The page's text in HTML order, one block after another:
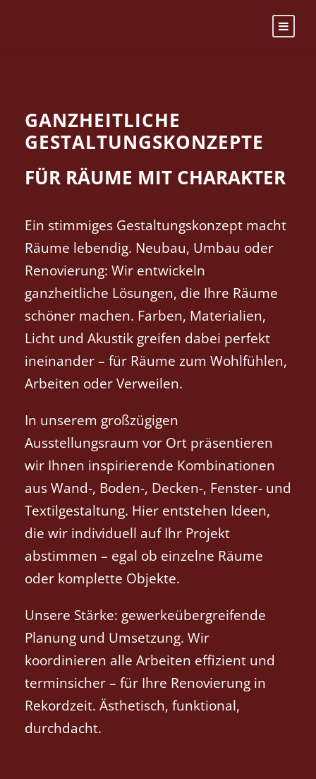
GANZHEITLICHE
GESTALTUNGSKONZEPTE
FÜR RÄUME MIT CHARAKTER
Ein stimmiges Gestaltungskonzept macht
Räume lebendig. Neubau, Umbau oder
Renovierung: Wir entwickeln
ganzheitliche Lösungen, die Ihre Räume
schöner machen. Farben, Materialien,
Licht und Akustik greifen dabei perfekt
ineinander – für Räume zum Wohlfühlen,
Arbeiten oder Verweilen.
In unserem großzügigen
Ausstellungsraum vor Ort präsentieren
wir Ihnen inspirierende Kombinationen
aus Wand-, Boden-, Decken-, Fenster- und
Textilgestaltung. Hier entstehen Ideen,
die wir individuell auf Ihr Projekt
abstimmen – egal ob einzelne Räume
oder komplette Objekte.
Unsere Stärke: gewerkeübergreifende
Planung und Umsetzung. Wir
koordinieren alle Arbeiten effizient und
terminsicher – für Ihre Renovierung in
Rekordzeit. Ästhetisch, funktional,
durchdacht.